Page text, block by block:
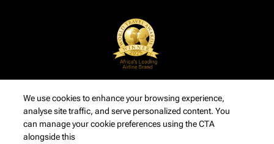
We use cookies to enhance your browsing experience,
analyse site traffic, and serve personalized content. You
can manage your cookie preferences using the CTA
alongside this